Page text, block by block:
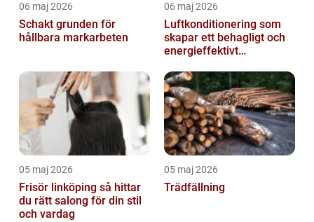
06 maj 2026
Schakt grunden för
hållbara markarbeten
06 maj 2026
Luftkonditionering som
skapar ett behagligt och
energieffektivt
05 maj 2026
Frisör linköping så hittar
du rätt salong för din stil
och vardag
05 maj 2026
Trädfällning